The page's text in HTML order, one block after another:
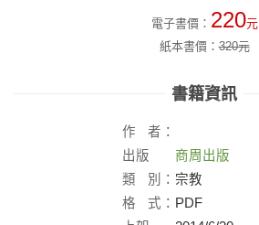
電子書價： 220元
紙本書價：320元
書籍資訊
作
者：
出版
社：
商周出版
類
別： 宗教
格
式： PDF